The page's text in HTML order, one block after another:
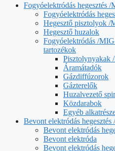
Fogyóelektródás hegesztés
Fogyóelektródás
Hegesztő pisztolyok
Hegesztő huzalok
Fogyóelektródás /
tartozékok
Áramátadók
Gázdiffúzorok
Gázterelők
Huzalvezető
Közdarabok
Egyéb
Bevont elektródás
Bevont elektródás
Bevont elektróda
Bevont elektródás